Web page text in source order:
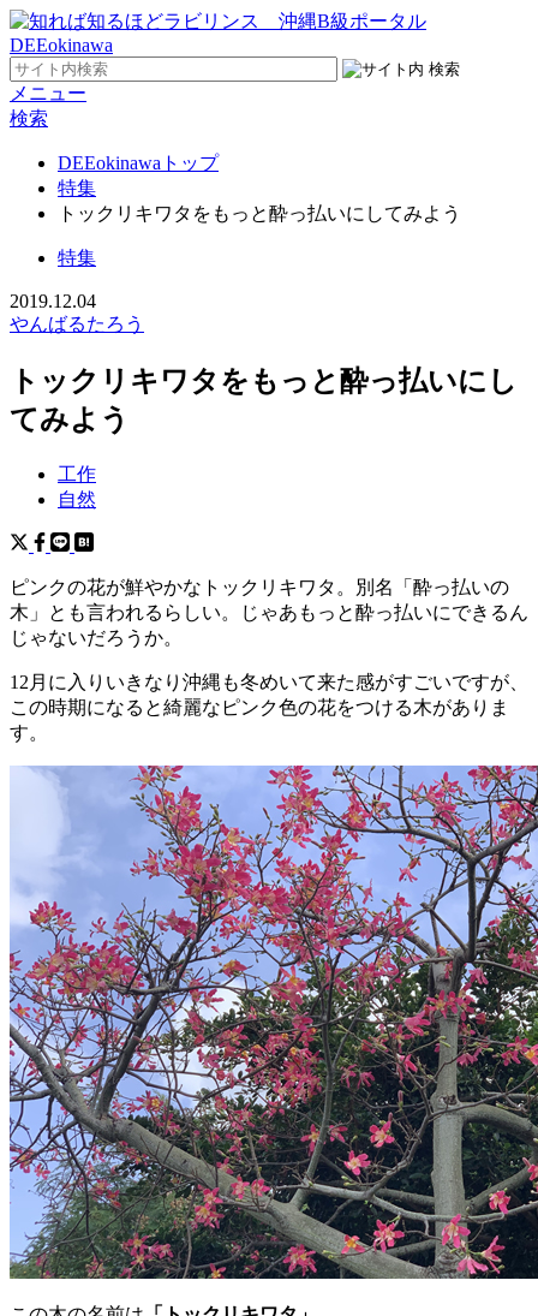
メニュー
検索
DEEokinawaトップ
特集
トックリキワタをもっと酔っ払いにしてみよう
特集
2019.12.04
やんばるたろう
トックリキワタをもっと酔っ払いにし
てみよう
工作
自然
ピンクの花が鮮やかなトックリキワタ。別名「酔っ払いの
木」とも言われるらしい。じゃあもっと酔っ払いにできるん
じゃないだろうか。
12月に入りいきなり沖縄も冬めいて来た感がすごいですが、
この時期になると綺麗なピンク色の花をつける木がありま
す。